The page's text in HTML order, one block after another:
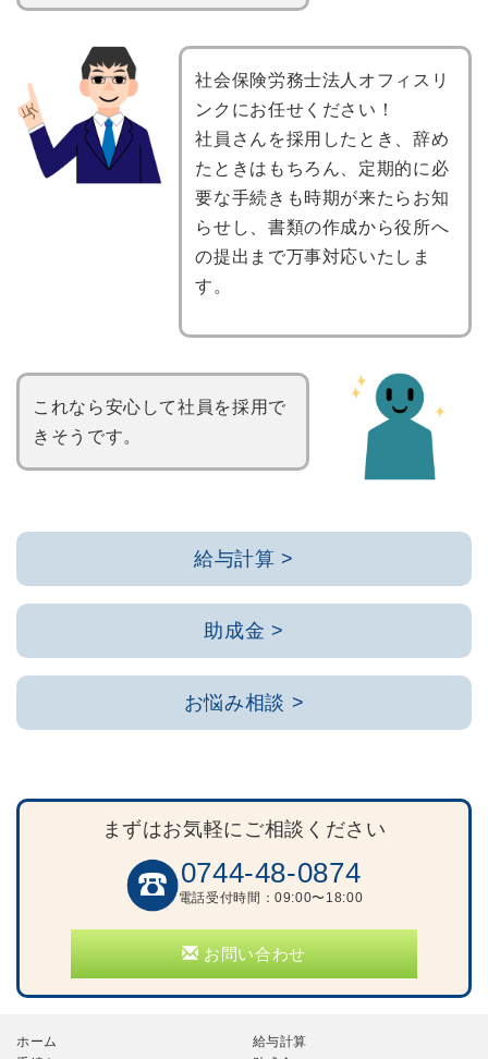
社会保険労務士法人オフィスリ
ンクにお任せください！
社員さんを採用したとき、辞め
たときはもちろん、定期的に必
要な手続きも時期が来たらお知
らせし、書類の作成から役所へ
の提出まで万事対応いたしま
す。
これなら安心して社員を採用で
きそうです。
給与計算 >
助成金 >
お悩み相談 >
まずはお気軽にご相談ください
0744-48-0874
電話受付時間：09:00〜18:00
お問い合わせ
ホーム
給与計算